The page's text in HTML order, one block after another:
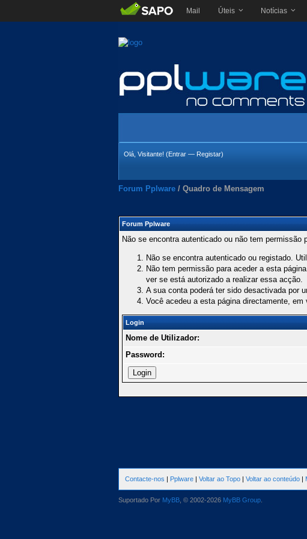
Mail Úteis Notícias
Olá, Visitante! (Entrar — Registar)
Forum Pplware / Quadro de Mensagem
Forum Pplware
Não se encontra autenticado ou não tem
Não se encontra autenticado ou registado.
Não tem permissão para aceder a esta
ver se está autorizado a realizar essa acção.
A sua conta poderá ter sido desactivada por
Você acedeu a esta página directamente,
Login
Nome de Utilizador:
Password:
Contacte-nos | Pplware | Voltar ao Topo | Voltar ao conteúdo |
Suportado Por MyBB , © 2002-2026 MyBB Group